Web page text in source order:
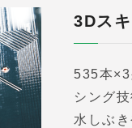
3Dス
535本×3
シング
水しぶ